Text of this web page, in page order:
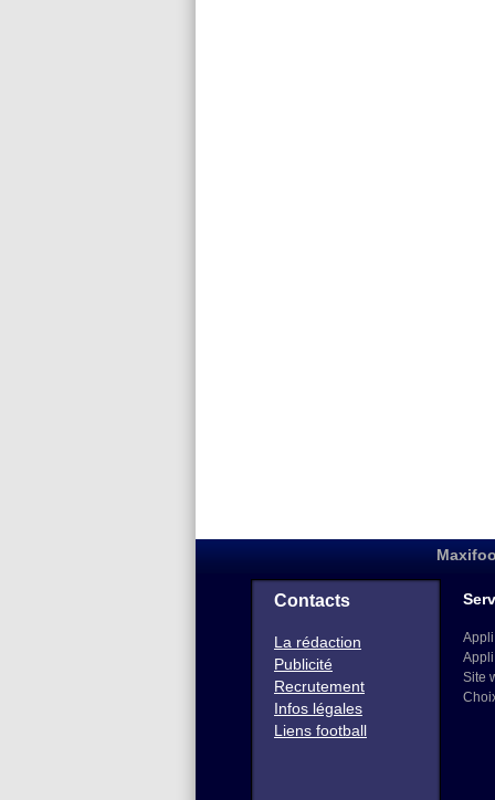
Contacts
La rédaction
Publicité
Recrutement
Infos légales
Liens football
Site